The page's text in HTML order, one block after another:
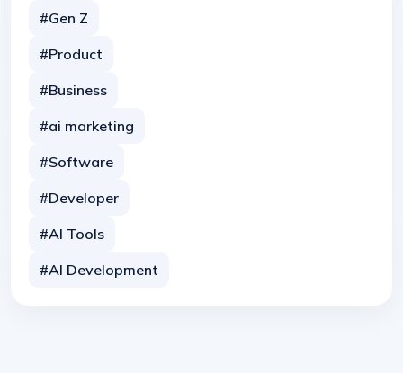
#Gen Z
#Product
#Business
#ai marketing
#Software
#Developer
#AI Tools
#AI Development